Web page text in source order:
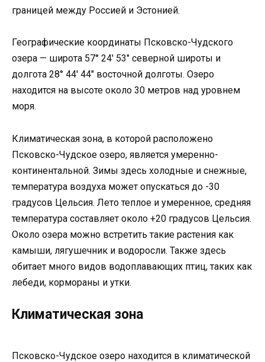
границей между Россией и Эстонией.
Географические координаты Псковско-Чудского
озера — широта 57° 24′ 53″ северной широты и
долгота 28° 44′ 44″ восточной долготы. Озеро
находится на высоте около 30 метров над уровнем
моря.
Климатическая зона, в которой расположено
Псковско-Чудское озеро, является умеренно-
континентальной. Зимы здесь холодные и снежные,
температура воздуха может опускаться до -30
градусов Цельсия. Лето теплое и умеренное, средняя
температура составляет около +20 градусов Цельсия.
Около озера можно встретить такие растения как
камыши, лягушечник и водоросли. Также здесь
обитает много видов водоплавающих птиц, таких как
лебеди, кормораны и утки.
Климатическая зона
Псковско-Чудское озеро находится в климатической